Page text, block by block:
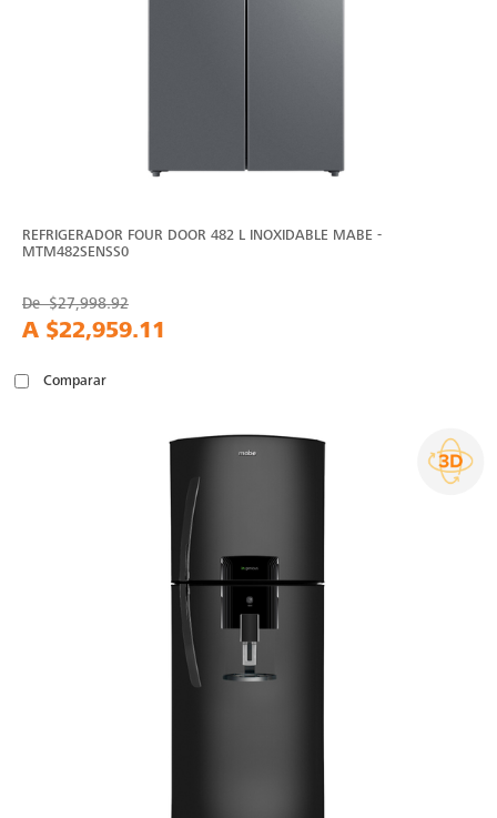
REFRIGERADOR FOUR DOOR 482 L INOXIDABLE MABE -
MTM482SENSS0
De$27,998.92
A $22,959.11
Comparar